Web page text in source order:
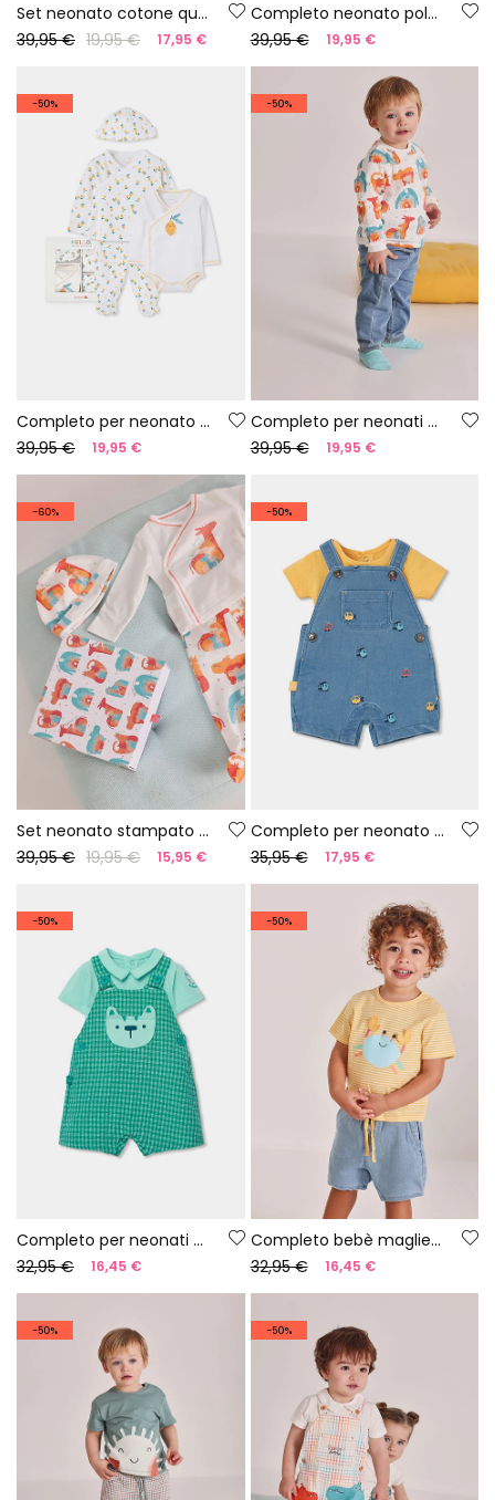
Set neonato cotone quadri
39,95 € 19,95 € 17,95 €
Completo neonato polo e short blu navy
39,95 €
19,95 €
-50%
Completo per neonato con stampa di limoni
39,95 €
19,95 €
-50%
Completo per neonati stampato
39,95 €
19,95 €
-60%
Set neonato stampato in cotone
39,95 € 19,95 € 15,95 €
-50%
Completo per neonato con body e salopette
35,95 €
17,95 €
-50%
Completo per neonati salopette e maglietta a quadri in cotone
32,95 €
16,45 €
-50%
Completo bebè maglietta e pantaloni cotone giallo blu
32,95 €
16,45 €
-50% -50%